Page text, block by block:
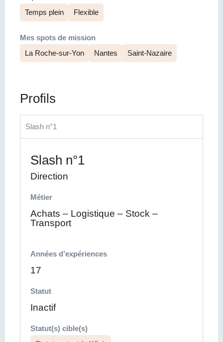
Temps plein
Flexible
Mes spots de mission
La Roche-sur-Yon
Nantes Saint-Nazaire
Profils
Slash n°1
Slash n°1
Direction
Métier
Achats – Logistique – Stock –
Transport
Années d’expériences
17
Statut
Inactif
Statut(s) cible(s)